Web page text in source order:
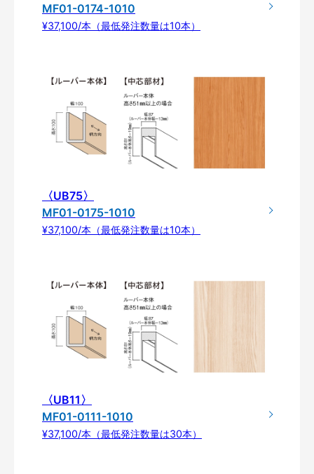
MF01-0174-1010
¥37,100/本（最低発注数量は10本）
〈UB75〉
MF01-0175-1010
¥37,100/本（最低発注数量は10本）
〈UB11〉
MF01-0111-1010
¥37,100/本（最低発注数量は30本）